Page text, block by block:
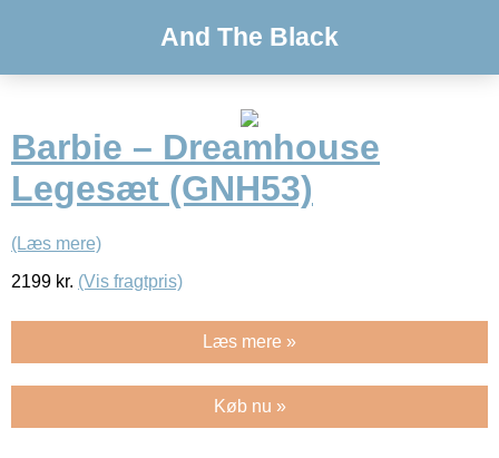
And The Black
Barbie – Dreamhouse
Legesæt (GNH53)
(Læs mere)
2199 kr. (Vis fragtpris)
Læs mere »
Køb nu »